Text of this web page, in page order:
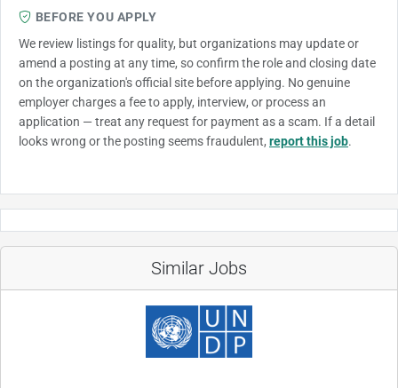
BEFORE YOU APPLY
We review listings for quality, but organizations may update or
amend a posting at any time, so confirm the role and closing date
on the organization's official site before applying. No genuine
employer charges a fee to apply, interview, or process an
application — treat any request for payment as a scam. If a detail
looks wrong or the posting seems fraudulent, report this job.
Similar Jobs